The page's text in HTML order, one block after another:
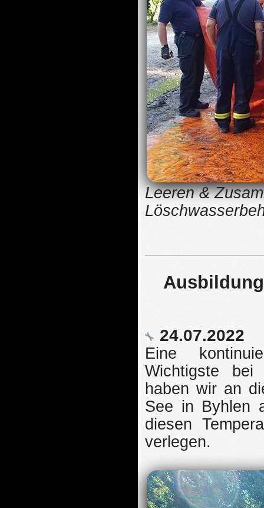
Leeren &
24.07.2022
Eine
Wichtigste bei
haben wir an
See in Byhlen
diesen
verlegen.